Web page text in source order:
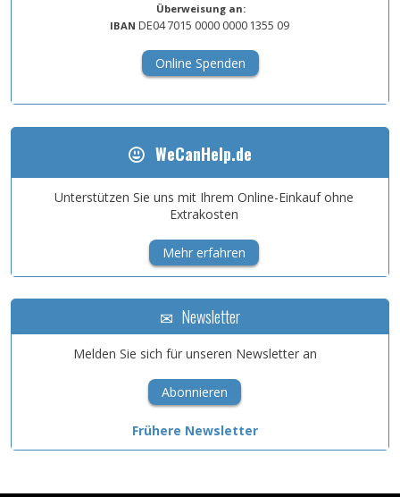
Überweisung an:
IBAN DE047015 0000 0000 1355 09
Online Spenden
WeCanHelp.de
Unterstützen Sie uns mit Ihrem Online-Einkauf ohne
Extrakosten
Mehr erfahren
Newsletter
Melden Sie sich für unseren Newsletter an
Abonnieren
Frühere Newsletter